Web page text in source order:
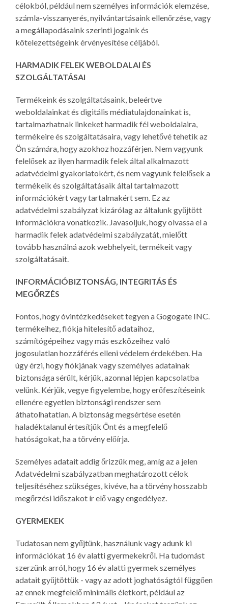
célokból, például nem személyes információk elemzése,
számla-visszanyerés, nyilvántartásaink ellenőrzése, vagy
a megállapodásaink szerinti jogaink és
kötelezettségeink érvényesítése céljából.
HARMADIK FELEK WEBOLDALAI ÉS
SZOLGÁLTATÁSAI
Termékeink és szolgáltatásaink, beleértve
weboldalainkat és digitális médiatulajdonainkat is,
tartalmazhatnak linkeket harmadik fél weboldalaira,
termékeire és szolgáltatásaira, vagy lehetővé tehetik az
Ön számára, hogy azokhoz hozzáférjen. Nem vagyunk
felelősek az ilyen harmadik felek által alkalmazott
adatvédelmi gyakorlatokért, és nem vagyunk felelősek a
termékeik és szolgáltatásaik által tartalmazott
információkért vagy tartalmakért sem. Ez az
adatvédelmi szabályzat kizárólag az általunk gyűjtött
információkra vonatkozik. Javasoljuk, hogy olvassa el a
harmadik felek adatvédelmi szabályzatát, mielőtt
tovább használná azok webhelyeit, termékeit vagy
szolgáltatásait.
INFORMÁCIÓBIZTONSÁG, INTEGRITÁS ÉS
MEGŐRZÉS
Fontos, hogy óvintézkedéseket tegyen a Gogogate INC.
termékeihez, fiókja hitelesítő adataihoz,
számítógépeihez vagy más eszközeihez való
jogosulatlan hozzáférés elleni védelem érdekében. Ha
úgy érzi, hogy fiókjának vagy személyes adatainak
biztonsága sérült, kérjük, azonnal lépjen kapcsolatba
velünk. Kérjük, vegye figyelembe, hogy erőfeszítéseink
ellenére egyetlen biztonsági rendszer sem
áthatolhatatlan. A biztonság megsértése esetén
haladéktalanul értesítjük Önt és a megfelelő
hatóságokat, ha a törvény előírja.
Személyes adatait addig őrizzük meg, amíg az a jelen
Adatvédelmi szabályzatban meghatározott célok
teljesítéséhez szükséges, kivéve, ha a törvény hosszabb
megőrzési időszakot ír elő vagy engedélyez.
GYERMEKEK
Tudatosan nem gyűjtünk, használunk vagy adunk ki
információkat 16 év alatti gyermekekről. Ha tudomást
szerzünk arról, hogy 16 év alatti gyermek személyes
adatait gyűjtöttük - vagy az adott joghatóságtól függően
az ennek megfelelő minimális életkort, például az